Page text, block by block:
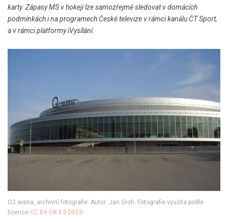
karty. Zápasy MS v hokeji lze samozřejmě sledovat v domácích
podmínkách i na programech České televize v rámci kanálu ČT Sport,
a v rámci platformy iVysílání.
O2 arena, archivní fotografie. Autor: Jan Groh. Fotografie využita podle
licence CC BY-SA 3.0 DEED